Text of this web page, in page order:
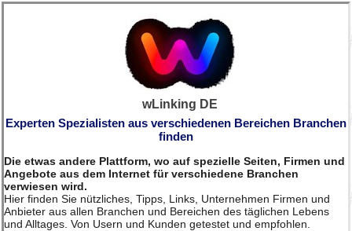
wLinking DE
Experten Spezialisten aus verschiedenen Bereichen Branchen
finden
Die etwas andere Plattform, wo auf spezielle Seiten, Firmen und
Angebote aus dem Internet für verschiedene Branchen
verwiesen wird.
Hier finden Sie nützliches, Tipps, Links, Unternehmen Firmen und
Anbieter aus allen Branchen und Bereichen des täglichen Lebens
und Alltages. Von Usern und Kunden getestet und empfohlen.